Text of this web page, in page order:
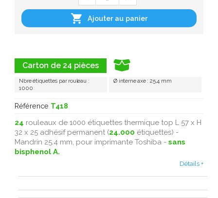
Carton de 24 pièces
Nbre étiquettes par rouleau :
1000
Ø interne axe : 25,4 mm
Référence T418
24 rouleaux de 1000 étiquettes thermique top L 57 x H
32 x 25 adhésif permanent (24.000 étiquettes) -
Mandrin 25.4 mm, pour imprimante Toshiba - sans
bisphenol A.
Détails +
 Ajouter au panier